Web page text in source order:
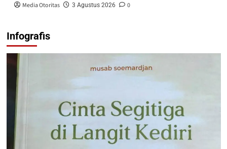
Media Otoritas 3 Agustus 2026 0
Infografis